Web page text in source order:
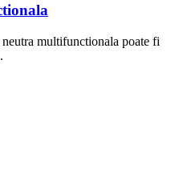
multifunctionala poate fi